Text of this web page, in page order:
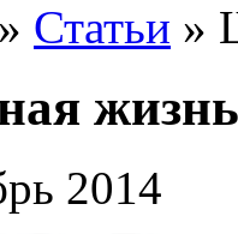
» Статьи »
жизнь
2014